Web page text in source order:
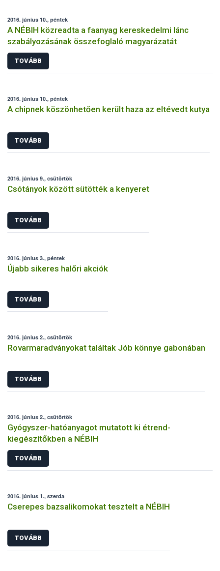
2016. június 10., péntek
A NÉBIH közreadta a faanyag kereskedelmi lánc
szabályozásának összefoglaló magyarázatát
TOVÁBB
2016. június 10., péntek
A chipnek köszönhetően került haza az eltévedt kutya
TOVÁBB
2016. június 9., csütörtök
Csótányok között sütötték a kenyeret
TOVÁBB
2016. június 3., péntek
Újabb sikeres halőri akciók
TOVÁBB
2016. június 2., csütörtök
Rovarmaradványokat találtak Jób könnye gabonában
TOVÁBB
2016. június 2., csütörtök
Gyógyszer-hatóanyagot mutatott ki étrend-
kiegészítőkben a NÉBIH
TOVÁBB
2016. június 1., szerda
Cserepes bazsalikomokat tesztelt a NÉBIH
TOVÁBB